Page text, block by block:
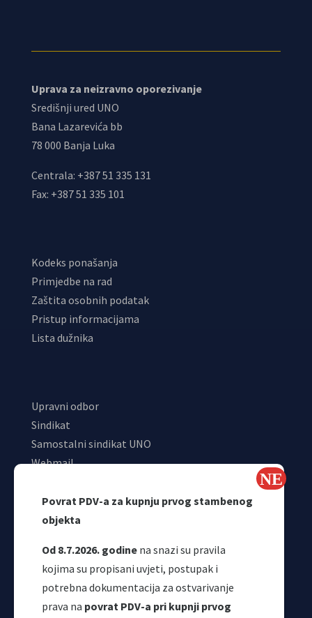
Povrat PDV-a za kupnju prvog stambenog
objekta
Od 8.7.2026. godine na snazi su pravila
kojima su propisani uvjeti, postupak i
potrebna dokumentacija za ostvarivanje
prava na povrat PDV-a pri kupnji prvog
Uprava za neizravno oporezivanje
Središnji ured UNO
Bana Lazarevića bb
78 000 Banja Luka
Centrala: +387 51 335 131
Fax: +387 51 335 101
Kodeks ponašanja
Primjedbe na rad
Zaštita osobnih podatak
Pristup informacijama
Lista dužnika
Upravni odbor
Sindikat
Samostalni sindikat UNO
Webmail